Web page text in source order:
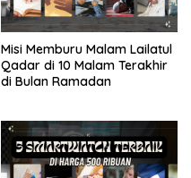
Misi Memburu Malam Lailatul
Qadar di 10 Malam Terakhir
di Bulan Ramadan